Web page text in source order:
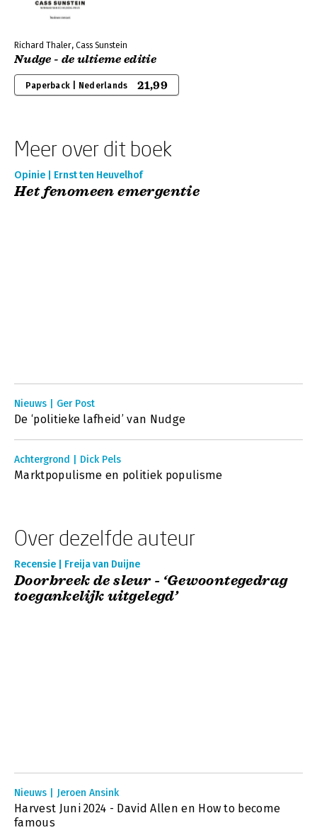
Richard Thaler, Cass Sunstein
Nudge - de ultieme editie
Paperback | Nederlands 21,99
Meer over dit boek
Opinie | Ernst ten Heuvelhof
Het fenomeen emergentie
Nieuws | Ger Post
De ‘politieke lafheid’ van Nudge
Achtergrond | Dick Pels
Marktpopulisme en politiek populisme
Over dezelfde auteur
Recensie | Freija van Duijne
Doorbreek de sleur - ‘Gewoontegedrag
toegankelijk uitgelegd’
Nieuws | Jeroen Ansink
Harvest Juni 2024 - David Allen en How to become
famous